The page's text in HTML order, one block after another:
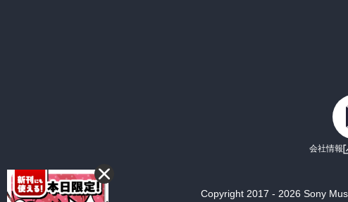
会社情報
Copyright 2017 - 2026 Sony